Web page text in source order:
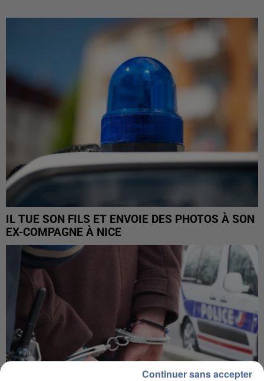
IL TUE SON FILS ET ENVOIE DES PHOTOS À SON
EX-COMPAGNE À NICE
Continuer sans accepter